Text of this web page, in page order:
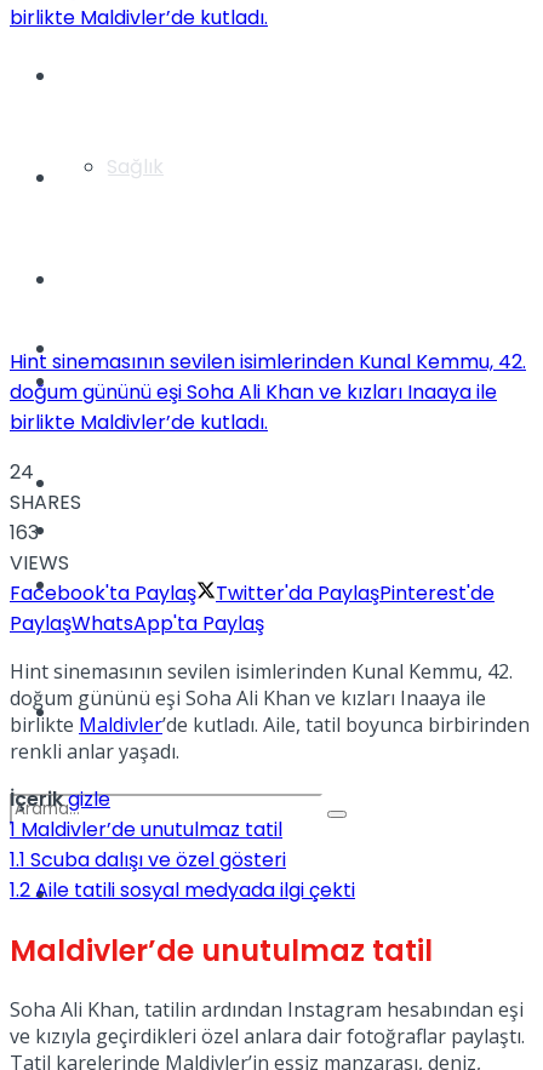
Sağlık
TV
Dünya
Türkiye
Müzik
Tatil
Podcast
View All Result
Hint sinemasının sevilen isimlerinden Kunal Kemmu, 42.
doğum gününü eşi Soha Ali Khan ve kızları Inaaya ile
birlikte Maldivler’de kutladı.
24
SHARES
163
VIEWS
Facebook'ta Paylaş
Twitter'da PaylaşPinterest'de
PaylaşWhatsApp'ta Paylaş
Hint sinemasının sevilen isimlerinden Kunal Kemmu, 42.
doğum gününü eşi Soha Ali Khan ve kızları Inaaya ile
birlikte Maldivler’de kutladı. Aile, tatil boyunca birbirinden
renkli anlar yaşadı.
İçerikgizle
1 Maldivler’de unutulmaz tatil
1.1 Scuba dalışı ve özel gösteri
1.2Aile tatili sosyal medyada ilgi çekti
Maldivler’de unutulmaz tatil
Soha Ali Khan, tatilin ardından Instagram hesabından eşi
ve kızıyla geçirdikleri özel anlara dair fotoğraflar paylaştı.
Tatil karelerinde Maldivler’in eşsiz manzarası, deniz,